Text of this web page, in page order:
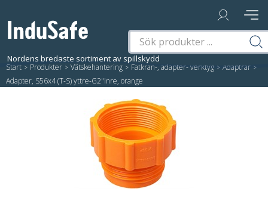
Start / Produkter / Vätskehantering / Fatkran-, adapter- verktyg / Adaptrar /
Adapter, S56x4 (T-S) yttre-G2"inre, orange